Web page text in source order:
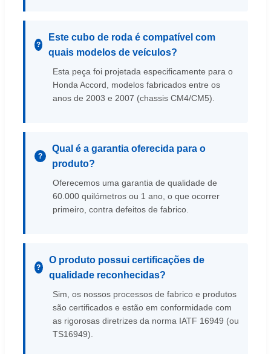
Este cubo de roda é compatível com
quais modelos de veículos?
Esta peça foi projetada especificamente para o
Honda Accord, modelos fabricados entre os
anos de 2003 e 2007 (chassis CM4/CM5).
Qual é a garantia oferecida para o
produto?
Oferecemos uma garantia de qualidade de
60.000 quilómetros ou 1 ano, o que ocorrer
primeiro, contra defeitos de fabrico.
O produto possui certificações de
qualidade reconhecidas?
Sim, os nossos processos de fabrico e produtos
são certificados e estão em conformidade com
as rigorosas diretrizes da norma IATF 16949 (ou
TS16949).